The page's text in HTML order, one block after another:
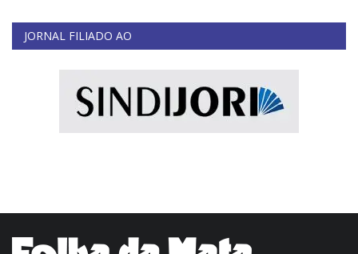
JORNAL FILIADO AO